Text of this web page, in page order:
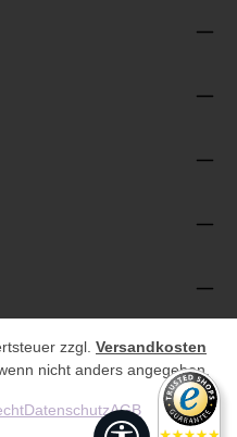
zzgl. Versandkosten
nicht anders angegeben.
DatenschutzAGB